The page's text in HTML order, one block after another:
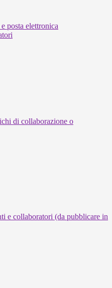
posta elettronica
di collaborazione o
e collaboratori (da pubblicare in